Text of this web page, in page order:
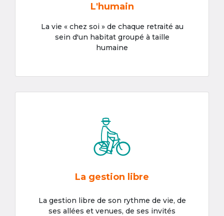
L'humain
La vie « chez soi » de chaque retraité au
sein d'un habitat groupé à taille
humaine
La gestion libre
La gestion libre de son rythme de vie, de
ses allées et venues, de ses invités